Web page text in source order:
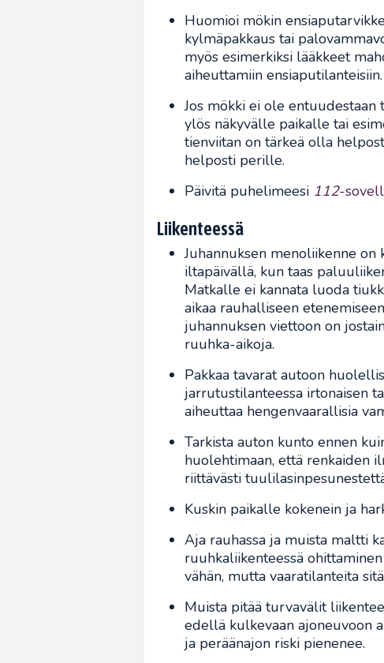
Huomioi mökin
kylmäpakkaus tai
myös esimerkiksi lääkkeet
aiheuttamiin ensiaputilanteisiin.
Jos mökki ei ole entuudestaan
ylös näkyvälle paikalle tai
tienviitan on tärkeä olla
helposti perille.
Päivitä puhelimeesi 112-
Liikenteessä
Juhannuksen menoliikenne
iltapäivällä, kun taas
Matkalle ei kannata luoda
aikaa rauhalliseen
juhannuksen viettoon on
ruuhka-aikoja.
Pakkaa tavarat autoon
jarrutustilanteessa irtonaisen
aiheuttaa hengenvaarallisia
Tarkista auton kunto ennen
huolehtimaan, että renkaiden
riittävästi
Kuskin paikalle kokenein ja
Aja rauhassa ja muista maltti
ruuhkaliikenteessä
vähän, mutta vaaratilanteita
Muista pitää turvavälit
edellä kulkevaan ajoneuvoon
ja peräänajon riski pienenee.